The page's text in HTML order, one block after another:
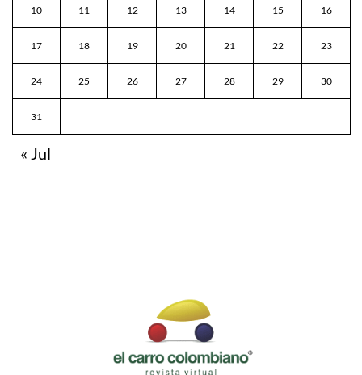
10 11 12 13 14 15 16
17 18 19 20 21 22 23
24 25 26 27 28 29 30
31
« Jul